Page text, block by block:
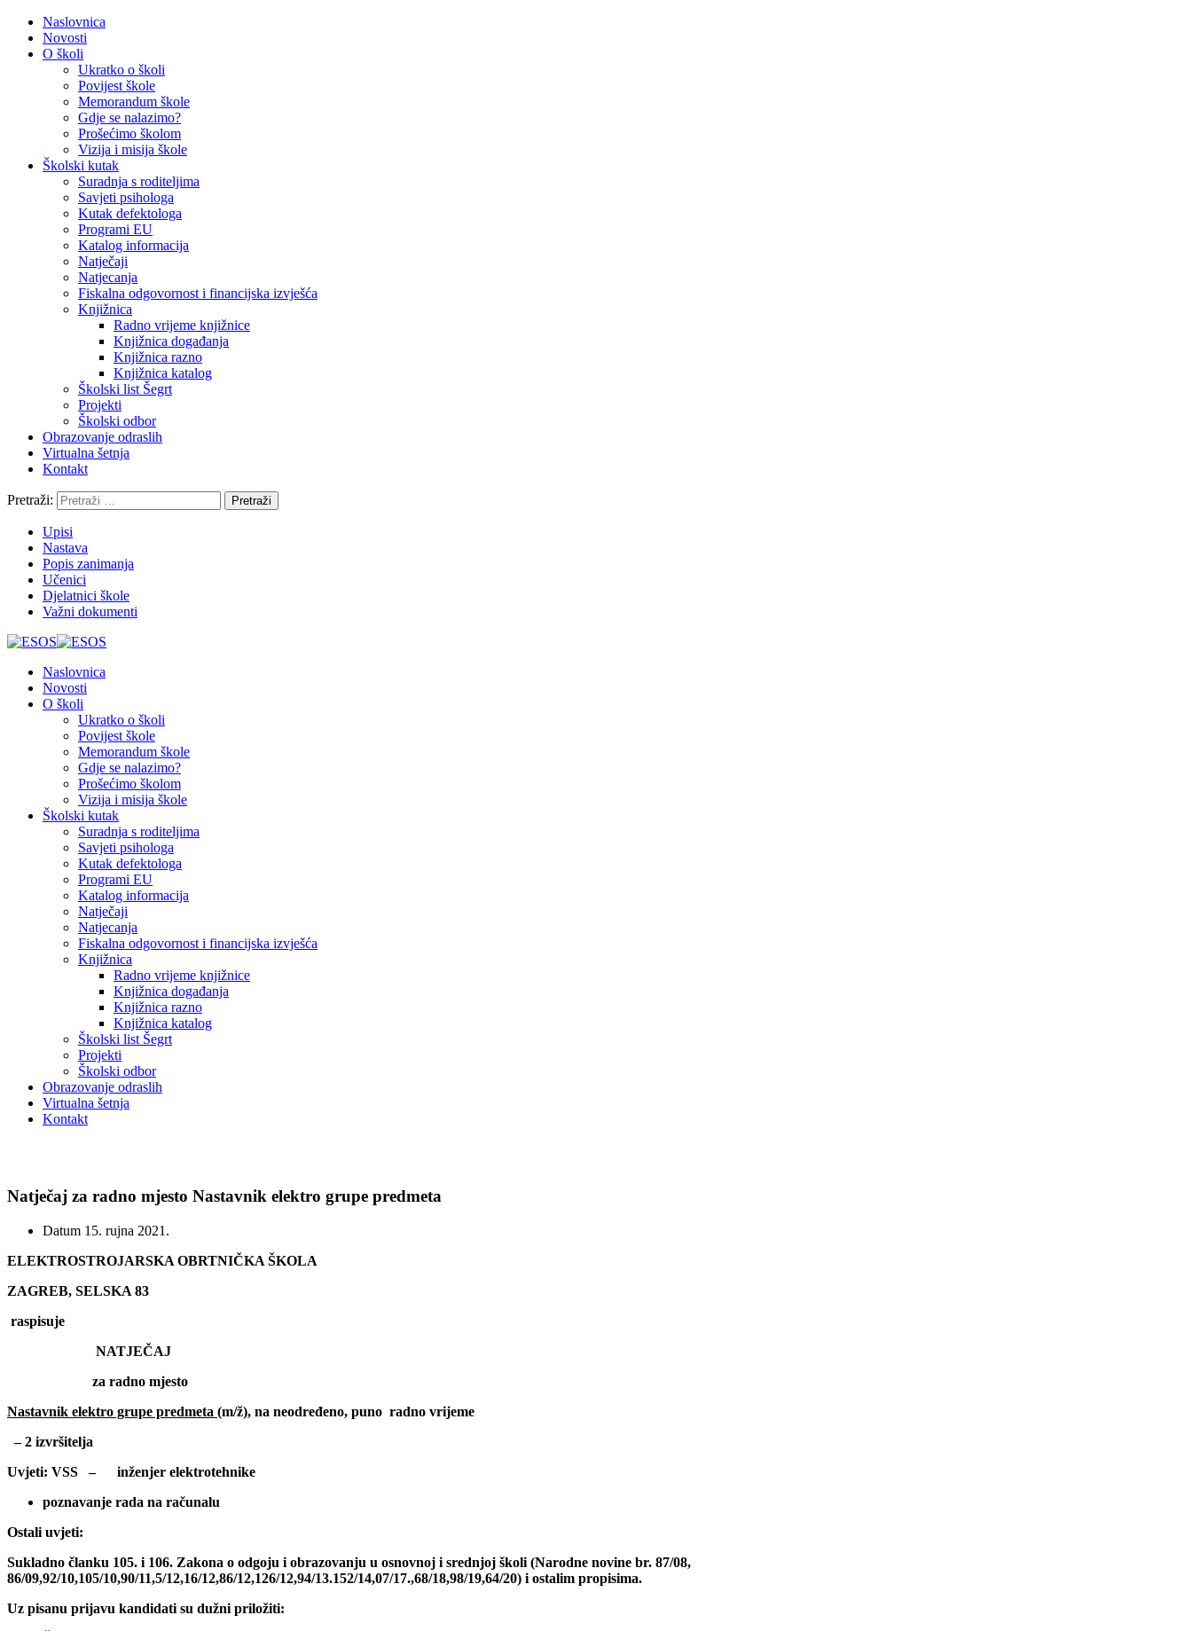
Naslovnica
Novosti
O školi
Ukratko o školi
Povijest škole
Memorandum škole
Gdje se nalazimo?
Prošećimo školom
Vizija i misija škole
Školski kutak
Suradnja s roditeljima
Savjeti psihologa
Kutak defektologa
Programi EU
Katalog informacija
Natječaji
Natjecanja
Fiskalna odgovornost i financijska izvješća
Knjižnica
Radno vrijeme knjižnice
Knjižnica događanja
Knjižnica razno
Knjižnica katalog
Školski list Šegrt
Projekti
Školski odbor
Obrazovanje odraslih
Virtualna šetnja
Kontakt
Pretraži:
Upisi
Nastava
Popis zanimanja
Učenici
Djelatnici škole
Važni dokumenti
Naslovnica
Novosti
O školi
Ukratko o školi
Povijest škole
Memorandum škole
Gdje se nalazimo?
Prošećimo školom
Vizija i misija škole
Školski kutak
Suradnja s roditeljima
Savjeti psihologa
Kutak defektologa
Programi EU
Katalog informacija
Natječaji
Natjecanja
Fiskalna odgovornost i financijska izvješća
Knjižnica
Radno vrijeme knjižnice
Knjižnica događanja
Knjižnica razno
Knjižnica katalog
Školski list Šegrt
Projekti
Školski odbor
Obrazovanje odraslih
Virtualna šetnja
Kontakt
Natječaj za radno mjesto Nastavnik elektro grupe predmeta
Datum 15. rujna 2021.
ELEKTROSTROJARSKA OBRTNIČKA ŠKOLA
ZAGREB, SELSKA 83
raspisuje
NATJEČAJ
za radno mjesto
Nastavnik elektro grupe predmeta (m/ž), na neodređeno, puno radno vrijeme
– 2 izvršitelja
Uvjeti: VSS – inženjer elektrotehnike
poznavanje rada na računalu
Ostali uvjeti:
Sukladno članku 105. i 106. Zakona o odgoju i obrazovanju u osnovnoj i srednjoj školi (Narodne novine br. 87/08,
86/09,92/10,105/10,90/11,5/12,16/12,86/12,126/12,94/13.152/14,07/17.,68/18,98/19,64/20) i ostalim propisima.
Uz pisanu prijavu kandidati su dužni priložiti: